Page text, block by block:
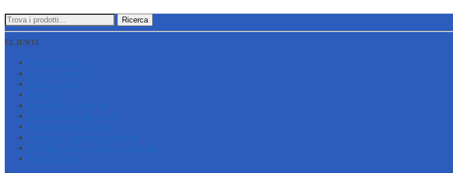
Ricerca
per:
Ricerca
CLIENTI